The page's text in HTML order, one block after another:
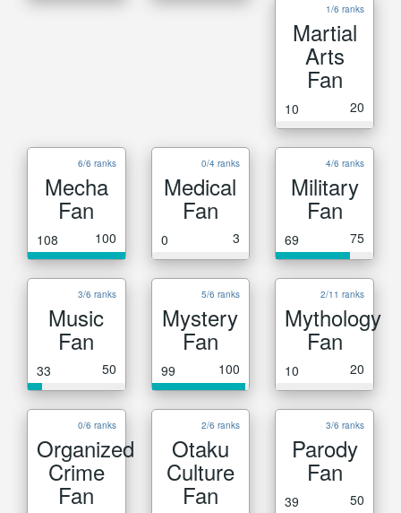
1/6 ranks
Martial
Arts
Fan
10 20
6/6 ranks
Mecha
Fan
108 100
0/4 ranks
Medical
Fan
0 3
4/6 ranks
Military
Fan
69 75
3/6 ranks
Music
Fan
33 50
5/6 ranks
Mystery
Fan
99 100
2/11 ranks
Mythology
Fan
10 20
0/6 ranks
Organized
Crime
Fan
2/6 ranks
Otaku
Culture
Fan
3/6 ranks
Parody
Fan
39 50